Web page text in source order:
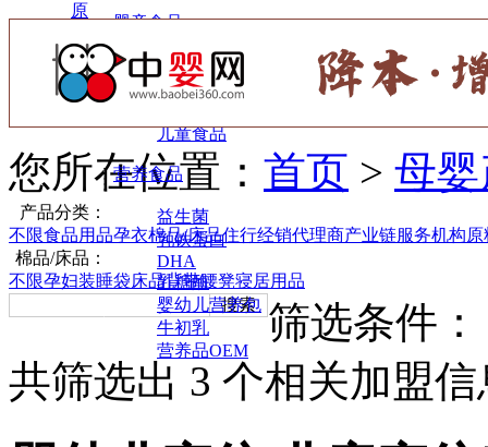
婴童食品
辅食
小零食
儿童食品
营养食品
益生菌
乳铁蛋白
DHA
乳糖酶
婴幼儿营养包
牛初乳
营养品OEM
原
您所在位置： 首页 > 母
产品分类：
不限食品用品孕衣棉品/床品住行经销代理商产业链服务机构原
棉品/床品：
不限孕妇装睡袋床品背带腰凳寝居用品
搜索
筛选条件：
共筛选出 3 个相关加盟信